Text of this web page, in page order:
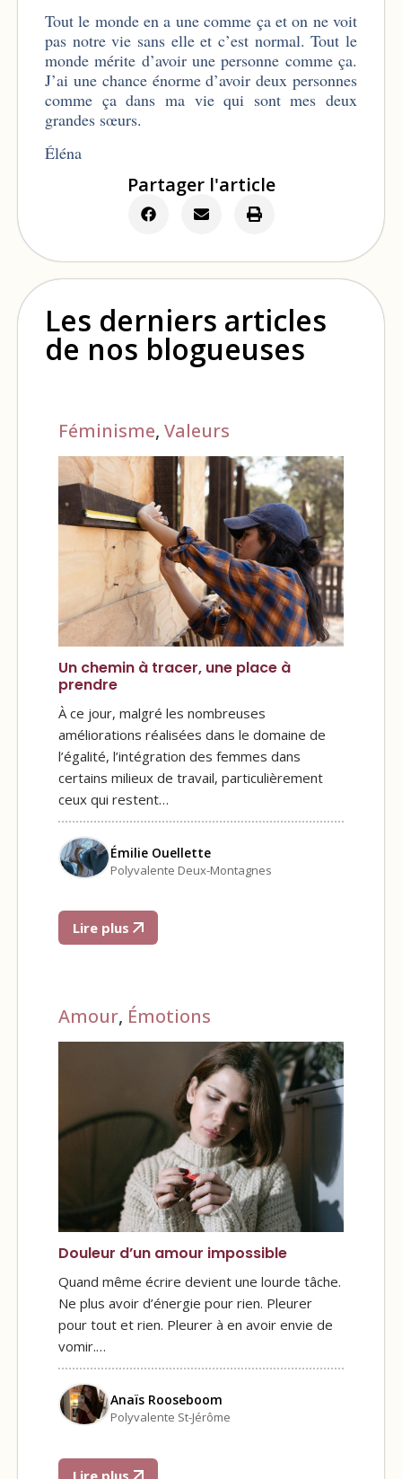
Tout le monde en a une comme ça et on ne voit
pas notre vie sans elle et c’est normal. Tout le
monde mérite d’avoir une personne comme ça.
J’ai une chance énorme d’avoir deux personnes
comme ça dans ma vie qui sont mes deux
grandes sœurs.
Éléna
Partager l'article
Les derniers articles
de nos blogueuses
Féminisme, Valeurs
Un chemin à tracer, une place à
prendre
À ce jour, malgré les nombreuses
améliorations réalisées dans le domaine de
l’égalité, l’intégration des femmes dans
certains milieux de travail, particulièrement
ceux qui restent…
Émilie Ouellette
Polyvalente Deux-Montagnes
Lire plus
Amour, Émotions
Douleur d’un amour impossible
Quand même écrire devient une lourde tâche.
Ne plus avoir d’énergie pour rien. Pleurer
pour tout et rien. Pleurer à en avoir envie de
vomir.…
Anaïs Rooseboom
Polyvalente St-Jérôme
Lire plus